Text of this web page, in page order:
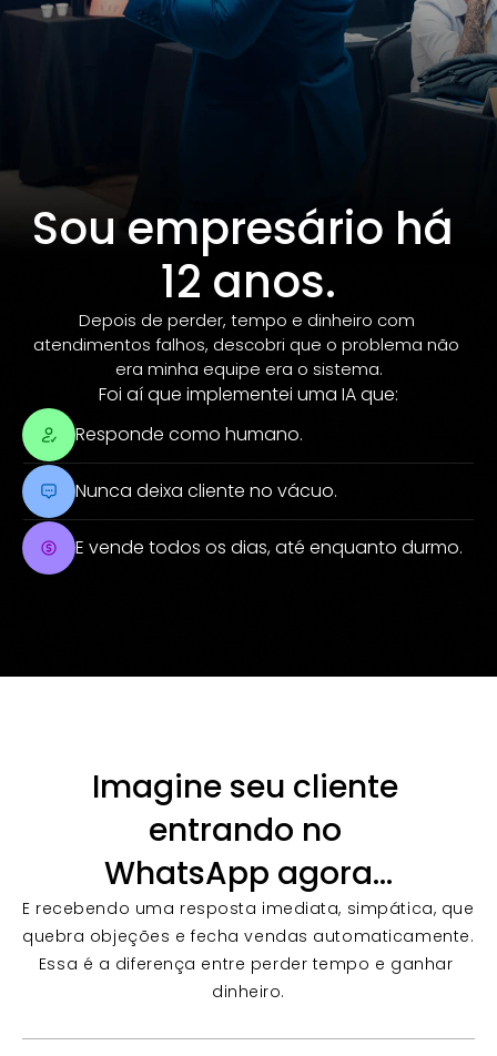
Sou empresário há
12 anos.
Depois de perder, tempo e dinheiro com
atendimentos falhos, descobri que o problema não
era minha equipe era o sistema.
Foi aí que implementei uma IA que:
Responde como humano.
Nunca deixa cliente no vácuo.
E vende todos os dias, até enquanto durmo.
Imagine seu cliente
entrando no
WhatsApp agora…
E recebendo uma resposta imediata, simpática, que
quebra objeções e fecha vendas automaticamente.
Essa é a diferença entre perder tempo e ganhar
dinheiro.